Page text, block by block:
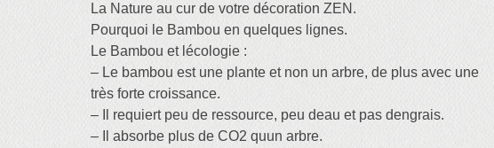
La Nature au cur de votre décoration ZEN.
Pourquoi le Bambou en quelques lignes.
Le Bambou et lécologie :
– Le bambou est une plante et non un arbre, de plus avec une
très forte croissance.
– Il requiert peu de ressource, peu deau et pas dengrais.
– Il absorbe plus de CO2 quun arbre.